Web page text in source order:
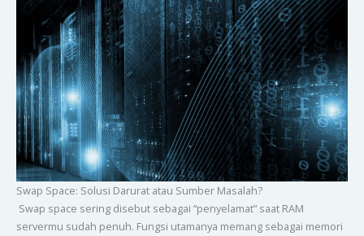
Swap Space: Solusi Darurat atau Sumber Masalah?
Swap space sering disebut sebagai “penyelamat” saat RAM
servermu sudah penuh. Fungsi utamanya memang sebagai memori